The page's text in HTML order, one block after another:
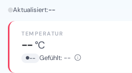
Aktualisiert:--
TEMPERATUR
--°C
-- Gefühlt: --